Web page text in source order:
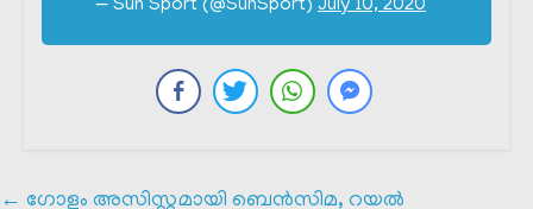
— Sun Sport (@SunSport) July 10, 2020
← ഗോളും അസിസ്റ്റുമായി ബെൻസിമ, റയൽ